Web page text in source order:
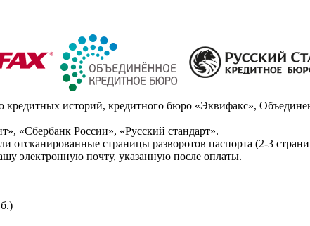
историй, кредитного бюро «Эквифакс»,
«Сбербанк России», «Русский стандарт».
отсканированные страницы разворотов паспорта (2-3
электронную почту, указанную после оплаты.